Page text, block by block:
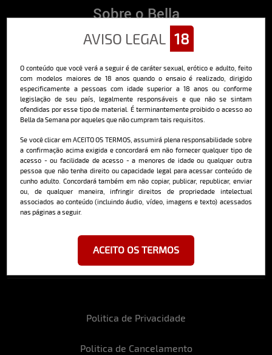
AVISO LEGAL 18
O conteúdo que você verá a seguir é de caráter sexual, erótico e adulto, feito
com modelos maiores de 18 anos quando o ensaio é realizado, dirigido
especificamente a pessoas com idade superior a 18 anos ou conforme
legislação de seu país, legalmente responsáveis e que não se sintam
ofendidas por esse tipo de material. É terminantemente proibido o acesso ao
Bella da Semana por aqueles que não cumpram tais requisitos.
Se você clicar em ACEITO OS TERMOS, assumirá plena responsabilidade sobre
a confirmação acima exigida e concordará em não fornecer qualquer tipo de
acesso - ou facilidade de acesso - a menores de idade ou qualquer outra
pessoa que não tenha direito ou capacidade legal para acessar conteúdo de
cunho adulto. Concordará também em não copiar, publicar, republicar, enviar
ou, de qualquer maneira, infringir direitos de propriedade intelectual
associados ao conteúdo (incluindo áudio, vídeo, imagens e texto) acessados
nas páginas a seguir.
ACEITO OS TERMOS
Sobre o Bella
O Bella da Semana é a maior e mais longeva revista masculina digital
do Brasil, com ensaios fotográficos e vídeos exclusivos de alta
qualidade, além de conteúdo editorial sobre saúde, esportes, moda,
comportamento, relacionamentos, tecnologia e erotismo.
Saiba mais
Politica de Privacidade
Politica de Cancelamento
Cadastre-se e receba a mais
deliciosa newsletter da internet
e aceita nossos termos de uso da web e política de privacidade e